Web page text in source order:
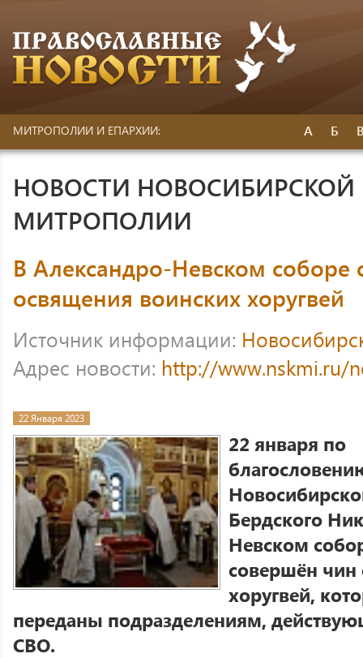
МИТРОПОЛИИ И ЕПАРХИИ: А Б
НОВОСТИ НОВОСИБИРСКОЙ
МИТРОПОЛИИ
В Александро-Невском соборе
освящения воинских хоругвей
Источник информации:
Адрес новости: http://www.nskmi.ru/
22 Января 2023
22 января по
Бердского
Невском
совершён чин
хоругвей,
переданы подразделениям,
СВО.